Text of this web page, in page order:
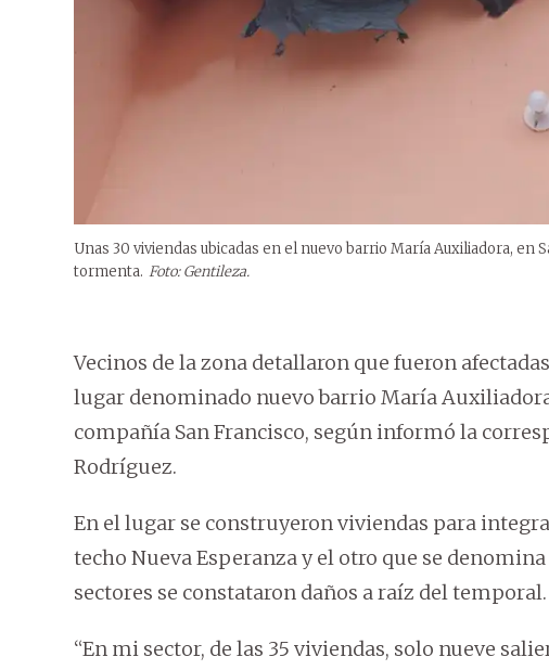
Unas 30 viviendas ubicadas en el nuevo barrio María Auxiliadora, en
tormenta. Foto: Gentileza.
Vecinos de la zona detallaron que fueron
lugar denominado nuevo barrio María
compañía San Francisco, según informó la
Rodríguez.
En el lugar se construyeron viviendas para
techo Nueva Esperanza y el otro que se
sectores se constataron daños a raíz del temporal.
“En mi sector, de las 35 viviendas, solo nueve